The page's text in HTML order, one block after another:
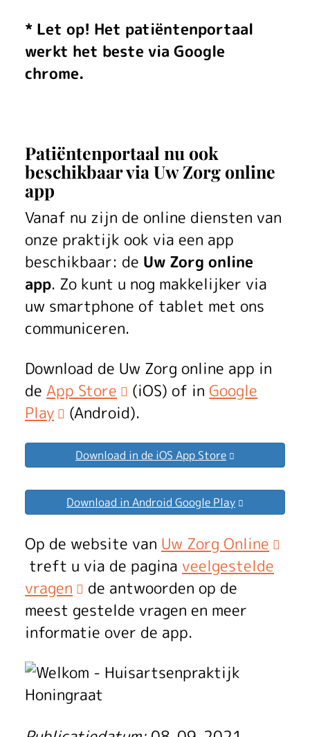
* Let op! Het patiëntenportaal
werkt het beste via Google
chrome.
Patiëntenportaal nu ook
beschikbaar via Uw Zorg online
app
Vanaf nu zijn de online diensten van
onze praktijk ook via een app
beschikbaar: de Uw Zorg online
app. Zo kunt u nog makkelijker via
uw smartphone of tablet met ons
communiceren.
Download de Uw Zorg online app in
de App Store (iOS) of in Google
Play
(Android).
Download in de iOS App Store
Download in Android Google Play
Op de website van Uw Zorg Online
treft u via de pagina veelgestelde
vragen
de antwoorden op de
meest gestelde vragen en meer
informatie over de app.